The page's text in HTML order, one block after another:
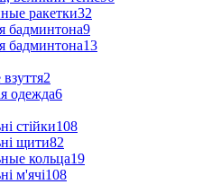
ракетки32
бадминтона9
бадминтона13
2
одежда6
стійки108
щити82
кольца19
м'ячі108